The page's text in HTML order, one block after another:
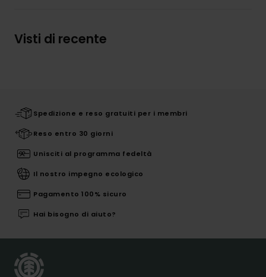
Visti di recente
Spedizione e reso gratuiti per i membri
Reso entro 30 giorni
Unisciti al programma fedeltà
Il nostro impegno ecologico
Pagamento 100% sicuro
Hai bisogno di aiuto?